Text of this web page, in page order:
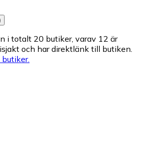
i totalt 20 butiker, varav 12 är
och har direktlänk till butiken.